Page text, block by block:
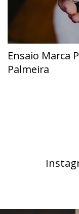
Ensaio Marca
Palmeira